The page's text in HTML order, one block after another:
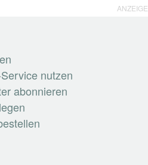
ANZEIGE
nutzen
abonnieren